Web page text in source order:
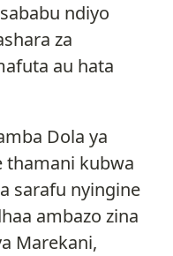
ndiyo
za
au hata
Dola ya
thamani kubwa
sarafu nyingine
ambazo zina
Marekani,